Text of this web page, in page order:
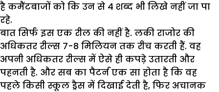
है कमैंटबाजों को कि उन से 4 शब्द भी लिखे नहीं जा पा
रहे.
बात सिर्फ इस एक रील की नहीं है. लकी राजोर की
अधिकतर रील्स 7-8 मिलियन तक रीच करती हैं. वह
अपनी अधिकतर रील्स में ऐसे ही कपड़े उतारती और
पहनती है. और सब का पैटर्न एक सा होता है कि वह
पहले किसी स्कूल ड्रैस में दिखाई देती है, फिर अचानक